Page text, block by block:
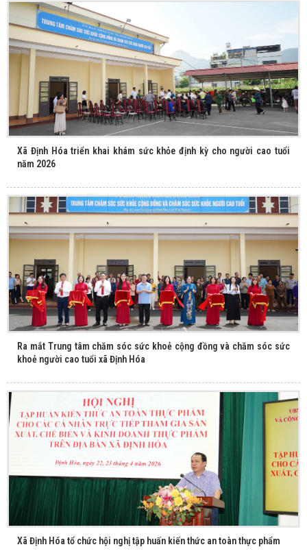
Xã Định Hóa triển khai khám sức khỏe định kỳ cho người cao tuổi
năm 2026
Ra mắt Trung tâm chăm sóc sức khoẻ cộng đồng và chăm sóc sức
khoẻ người cao tuổi xã Định Hóa
Xã Định Hóa tổ chức hội nghị tập huấn kiến thức an toàn thực phẩm